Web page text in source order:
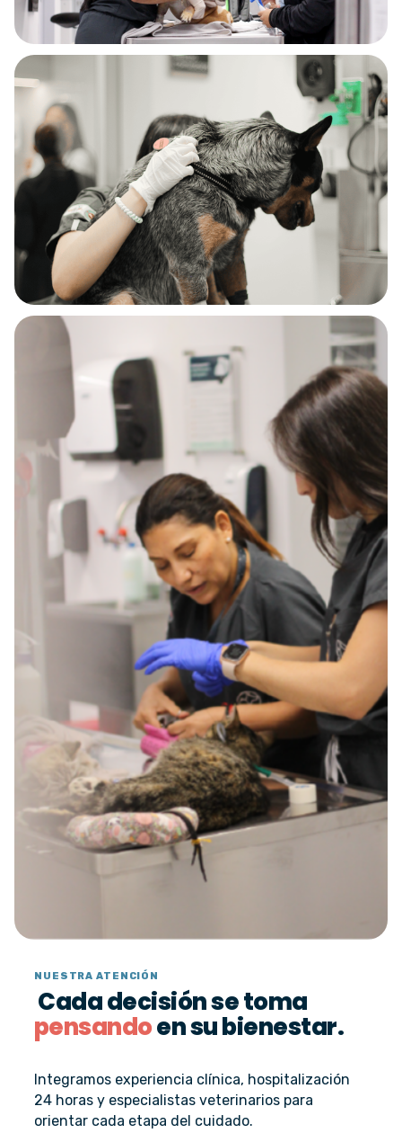
NUESTRA ATENCIÓN
Cada decisión se toma
pensandoen su bienestar.
Integramos experiencia clínica, hospitalización
24 horas y especialistas veterinarios para
orientar cada etapa del cuidado.